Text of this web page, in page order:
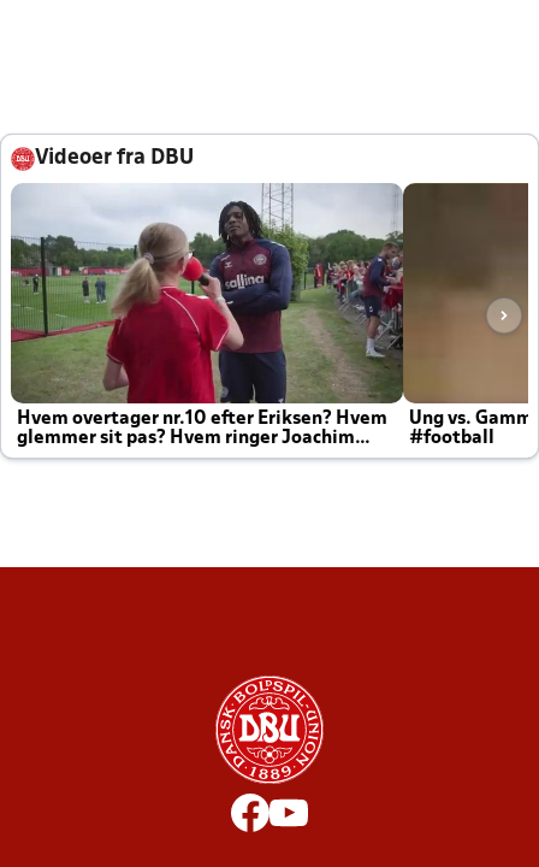
Videoer fra DBU
Hvem overtager nr.10 efter Eriksen? Hvem
glemmer sit pas? Hvem ringer Joachim
altid til efter kampe?
Ung vs.
#football